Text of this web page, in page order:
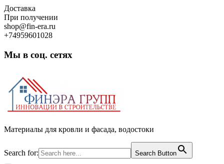
Skip
to
content
Доставка
При получении
shop@fin-era.ru
+74959601028
Мы в соц. сетях
Материалы для кровли и фасада, водостоки
Search for: Search Button